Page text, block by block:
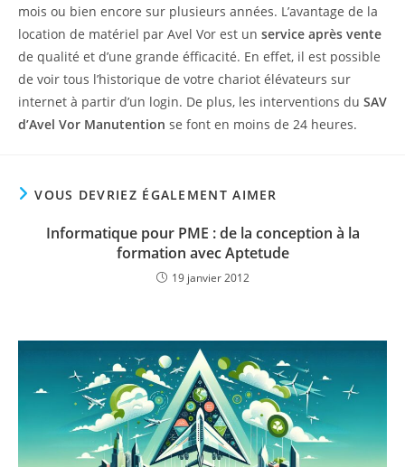
mois ou bien encore sur plusieurs années. L’avantage de la
location de matériel par Avel Vor est un service après vente
de qualité et d’une grande éfficacité. En effet, il est possible
de voir tous l’historique de votre chariot élévateurs sur
internet à partir d’un login. De plus, les interventions du SAV
d’Avel Vor Manutention se font en moins de 24 heures.
VOUS DEVRIEZ ÉGALEMENT AIMER
Informatique pour PME : de la conception à la
formation avec Aptetude
19 janvier 2012